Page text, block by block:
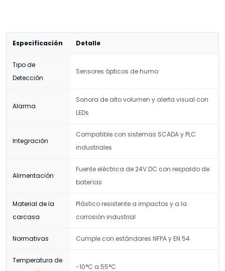
Especificación Detalle
Tipo de
Detección
Sensores ópticos de humo
Alarma
Sonora de alto volumen y alerta visual con
LEDs
Integración
Compatible con sistemas SCADA y PLC
industriales
Alimentación
Fuente eléctrica de 24V DC con respaldo de
baterías
Material de la
carcasa
Plástico resistente a impactos y a la
corrosión industrial
Normativas Cumple con estándares NFPA y EN 54
Temperatura de
-10°C a 55°C